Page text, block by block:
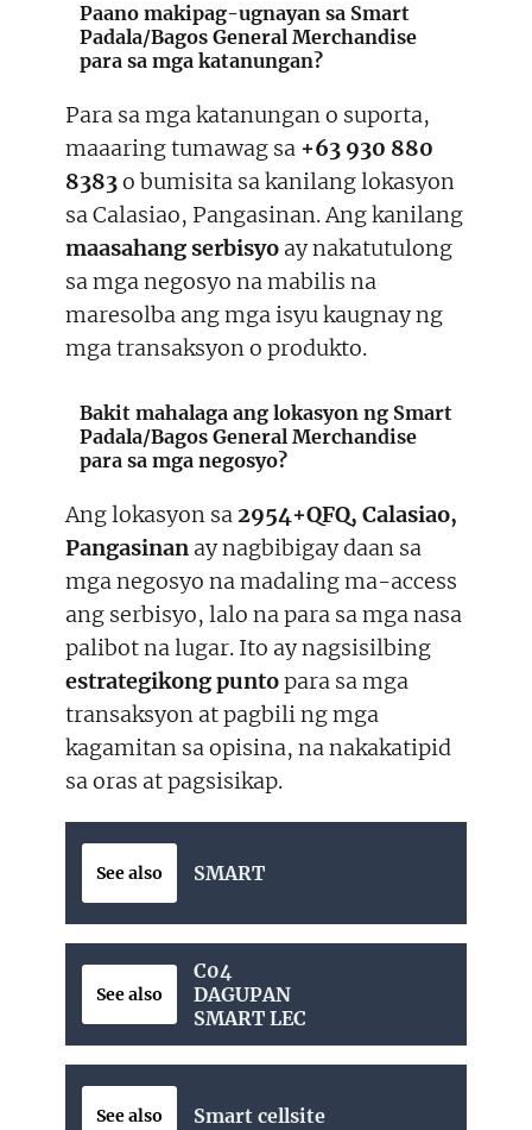
Paano makipag-ugnayan sa Smart
Padala/Bagos General Merchandise
para sa mga katanungan?
Para sa mga katanungan o suporta,
maaaring tumawag sa +63 930 880
8383o bumisita sa kanilang lokasyon
sa Calasiao, Pangasinan. Ang kanilang
maasahang serbisyo ay nakatutulong
sa mga negosyo na mabilis na
maresolba ang mga isyu kaugnay ng
mga transaksyon o produkto.
Bakit mahalaga ang lokasyon ng Smart
Padala/Bagos General Merchandise
para sa mga negosyo?
Ang lokasyon sa2954+QFQ, Calasiao,
Pangasinan ay nagbibigay daan sa
mga negosyo na madaling ma-access
ang serbisyo, lalo na para sa mga nasa
palibot na lugar. Ito ay nagsisilbing
estrategikong puntopara sa mga
transaksyon at pagbili ng mga
kagamitan sa opisina, na nakakatipid
sa oras at pagsisikap.
See also SMART
See also
C04
DAGUPAN
SMART LEC
See also Smart cellsite